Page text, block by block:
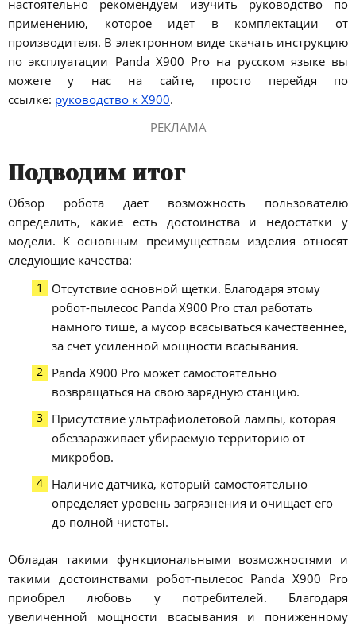
настоятельно рекомендуем изучить руководство по
применению, которое идет в комплектации от
производителя. В электронном виде скачать инструкцию
по эксплуатации Panda X900 Pro на русском языке вы
можете у нас на сайте, просто перейдя по
ссылке: руководство к X900.
РЕКЛАМА
Подводим итог
Обзор робота дает возможность пользователю
определить, какие есть достоинства и недостатки у
модели. К основным преимуществам изделия относят
следующие качества:
Отсутствие основной щетки. Благодаря этому
робот-пылесос Panda X900 Pro стал работать
намного тише, а мусор всасываться качественнее,
за счет усиленной мощности всасывания.
Panda X900 Pro может самостоятельно
возвращаться на свою зарядную станцию.
Присутствие ультрафиолетовой лампы, которая
обеззараживает убираемую территорию от
микробов.
Наличие датчика, который самостоятельно
определяет уровень загрязнения и очищает его
до полной чистоты.
Обладая такими функциональными возможностями и
такими достоинствами робот-пылесос Panda X900 Pro
приобрел любовь у потребителей. Благодаря
увеличенной мощности всасывания и пониженному